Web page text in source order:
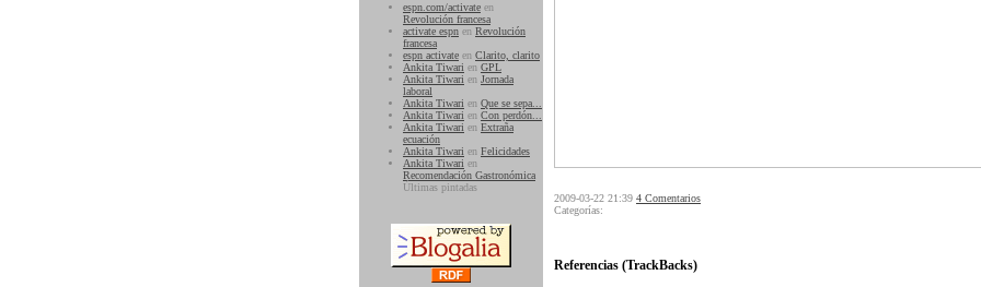
espn.com/activate en
Revolución francesa
activate espn en Revolución
francesa
espn activate en Clarito, clarito
Ankita Tiwari en GPL
Ankita Tiwari en Jornada
laboral
Ankita Tiwari en Que se sepa...
Ankita Tiwari en Con perdón...
Ankita Tiwari en Extraña
ecuación
Ankita Tiwari en Felicidades
Ankita Tiwari en
Recomendación Gastronómica
Últimas pintadas
2009-03-22 21:39 4 Comentarios
Categorías:
Referencias (TrackBacks)